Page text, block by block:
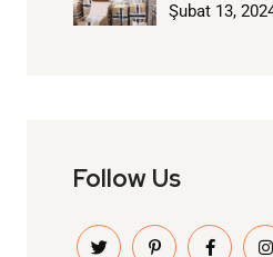
Şubat 13,
Follow Us